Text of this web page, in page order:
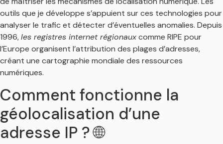
outils que je développe s’appuient sur ces technologies pour
analyser le trafic et détecter d’éventuelles anomalies. Depuis
1996,les registres internet régionauxcomme RIPE pour
l’Europe organisent l’attribution des plages d’adresses,
créant une cartographie mondiale des ressources
numériques.
Comment fonctionne la
géolocalisation d’une
adresse IP ? 🌐